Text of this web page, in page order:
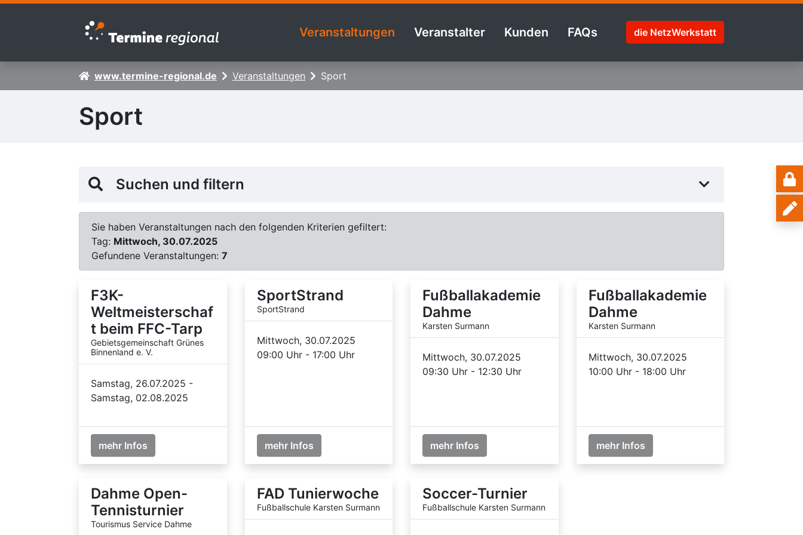
Zur Navigation springen
Zum Inhalt springen
Veranstaltungen Veranstalter Kunden FAQs die NetzWerkstatt
www.termine-regional.de Veranstaltungen Sport
Sport
Suchen und filtern
Sie haben Veranstaltungen nach den folgenden Kriterien gefiltert:
Tag: Mittwoch, 30.07.2025
Gefundene Veranstaltungen: 7
F3K-
Weltmeisterschaf
t beim FFC-Tarp
Gebietsgemeinschaft Grünes
Binnenland e. V.
Samstag, 26.07.2025 -
Samstag, 02.08.2025
mehr Infos
SportStrand
SportStrand
Mittwoch, 30.07.2025
09:00 Uhr - 17:00 Uhr
mehr Infos
Fußballakademie
Dahme
Karsten Surmann
Mittwoch, 30.07.2025
09:30 Uhr - 12:30 Uhr
mehr Infos
Fußballakademie
Dahme
Karsten Surmann
Mittwoch, 30.07.2025
10:00 Uhr - 18:00 Uhr
mehr Infos
Dahme Open-
Tennisturnier
Tourismus Service Dahme
FAD Tunierwoche
Fußballschule Karsten Surmann
Soccer-Turnier
Fußballschule Karsten Surmann